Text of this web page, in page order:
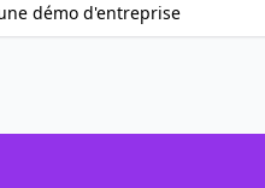
démo d'entreprise